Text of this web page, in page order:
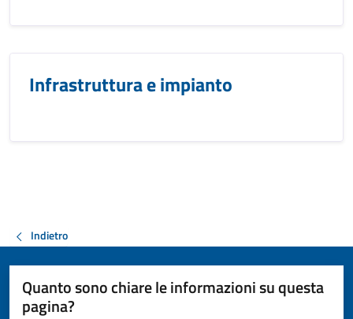
Infrastruttura e impianto
Indietro
Quanto sono chiare le informazioni su questa
pagina?